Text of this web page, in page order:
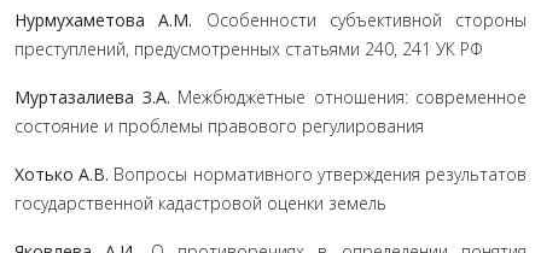
Нурмухаметова А.М. Особенности субъективной стороны
преступлений, предусмотренных статьями 240, 241 УК РФ
Муртазалиева З.А. Межбюджетные отношения: современное
состояние и проблемы правового регулирования
Хотько А.В. Вопросы нормативного утверждения результатов
государственной кадастровой оценки земель